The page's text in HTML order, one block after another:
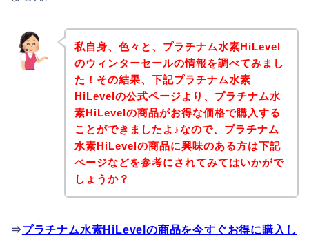
私自身、色々と、プラチナム水素HiLevel
のウィンターセールの情報を調べてみまし
た！その結果、下記プラチナム水素
HiLevelの公式ページより、プラチナム水
素HiLevelの商品がお得な価格で購入する
ことができましたよ♪なので、プラチナム
水素HiLevelの商品に興味のある方は下記
ページなどを参考にされてみてはいかがで
しょうか？
⇒プラチナム水素HiLevelの商品を今すぐお得に購入し